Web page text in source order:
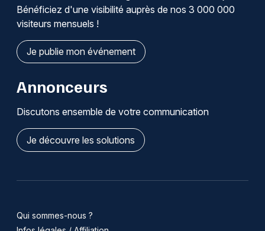
Bénéficiez d'une visibilité auprès de nos 3 000 000
visiteurs mensuels !
Je publie mon événement
Annonceurs
Discutons ensemble de votre communication
Je découvre les solutions
Qui sommes-nous ?